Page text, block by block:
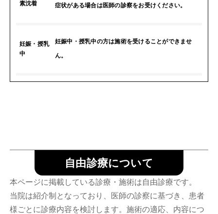
素沈着
症状がある場合は医師の診察をお受けください。
妊娠・授乳
中
妊娠中・授乳中の方は施術を受けることができませ
ん。
自由診療について
本ページに掲載している診療・施術は自由診療です。
当院は紹介制となっており、医師の診察に基づき、患者
様ごとに診療内容を検討します。施術の適応、内容につ